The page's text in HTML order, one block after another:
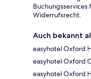
Widerrufsrecht.
Auch bekannt
easyhotel Oxford
easyhotel Oxford
easyhotel Oxford